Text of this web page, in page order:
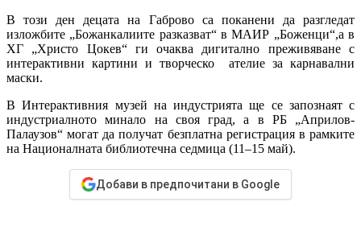
В този ден децата на Габрово са поканени да разгледат
изложбите „Божанкалиите разказват“ в МАИР „Боженци“,а в
ХГ „Христо Цокев“ ги очаква дигитално преживяване с
интерактивни картини и творческо ателие за карнавални
маски.
В Интерактивния музей на индустрията ще се запознаят с
индустриалното минало на своя град, а в РБ „Априлов-
Палаузов“ могат да получат безплатна регистрация в рамките
на Националната библиотечна седмица (11–15 май).
Добави в предпочитани в Google